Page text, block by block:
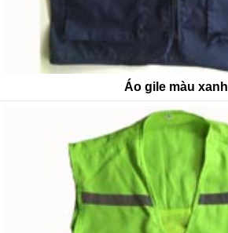
Áo gile màu xanh